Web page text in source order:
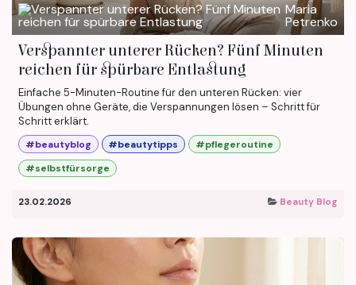
Maria
Petrenko
Verspannter unterer Rücken? Fünf Minuten
reichen für spürbare Entlastung
Einfache 5-Minuten-Routine für den unteren Rücken: vier
Übungen ohne Geräte, die Verspannungen lösen – Schritt für
Schritt erklärt.
#beautyblog #beautytipps
#pflegeroutine
#selbstfürsorge
23.02.2026 Beauty Blog